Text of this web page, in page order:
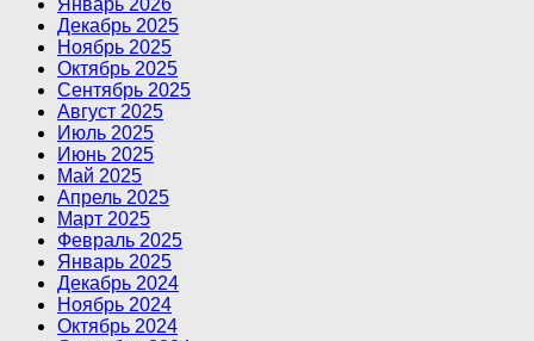
Декабрь 2025
Ноябрь 2025
Октябрь 2025
Сентябрь 2025
Август 2025
Июль 2025
Июнь 2025
Май 2025
Апрель 2025
Март 2025
Февраль 2025
Январь 2025
Декабрь 2024
Ноябрь 2024
Октябрь 2024